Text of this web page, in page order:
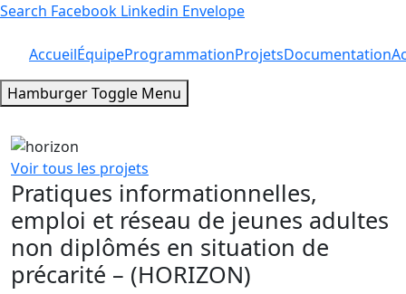
Search Facebook Linkedin Envelope
AccueilÉquipeProgrammationProjetsDocumentation
Hamburger Toggle Menu
Voir tous les projets
Pratiques informationnelles,
emploi et réseau de jeunes adultes
non diplômés en situation de
précarité – (HORIZON)